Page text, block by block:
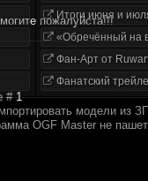
Итоги июня и
«Обречённый на
Фан-Арт от
Фанатский
пожалуйста!!!
#1
модели из
OGF Master не